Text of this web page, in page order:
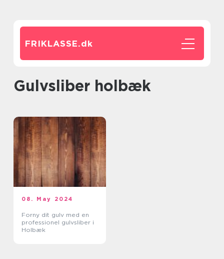
FRIKLASSE.dk
gulvsliber holbæk
08. May 2024
Forny dit gulv med en
professionel gulvsliber i
Holbæk